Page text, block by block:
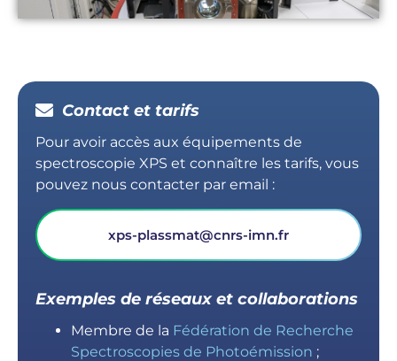
Contact et tarifs
Pour avoir accès aux équipements de
spectroscopie XPS et connaître les tarifs, vous
pouvez nous contacter par email :
xps-plassmat@cnrs-imn.fr
Exemples de réseaux et collaborations
Membre de la Fédération de Recherche
Spectroscopies de Photoémission ;